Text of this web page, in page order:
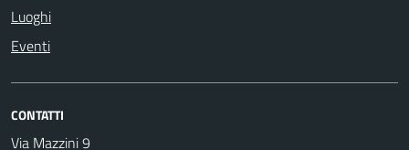
Luoghi
Eventi
CONTATTI
Via Mazzini 9